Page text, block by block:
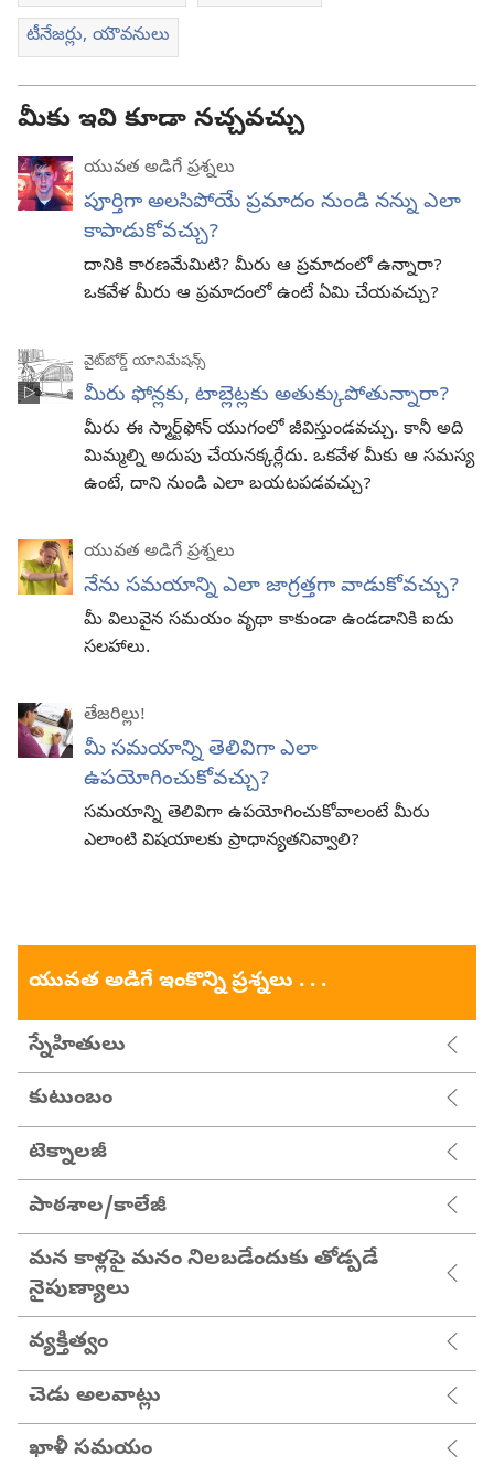
టీనేజర్లు, యౌవనులు
మీకు ఇవి కూడా నచ్చవచ్చు
యువత అడిగే ప్రశ్నలు
పూర్తిగా అలసిపోయే ప్రమాదం నుండి నన్ను ఎలా
కాపాడుకోవచ్చు?
దానికి కారణమేమిటి? మీరు ఆ ప్రమాదంలో ఉన్నారా?
ఒకవేళ మీరు ఆ ప్రమాదంలో ఉంటే ఏమి చేయవచ్చు?
వైట్‌బోర్డ్‌ యానిమేషన్స్‌
మీరు ఫోన్లకు, టాబ్లెట్లకు అతుక్కుపోతున్నారా?
మీరు ఈ స్మార్ట్‌ఫోన్‌ యుగంలో జీవిస్తుండవచ్చు. కానీ అది
మిమ్మల్ని అదుపు చేయనక్కర్లేదు. ఒకవేళ మీకు ఆ సమస్య
ఉంటే, దాని నుండి ఎలా బయటపడవచ్చు?
యువత అడిగే ప్రశ్నలు
నేను సమయాన్ని ఎలా జాగ్రత్తగా వాడుకోవచ్చు?
మీ విలువైన సమయం వృథా కాకుండా ఉండడానికి ఐదు
సలహాలు.
తేజరిల్లు!
మీ సమయాన్ని తెలివిగా ఎలా
ఉపయోగించుకోవచ్చు?
సమయాన్ని తెలివిగా ఉపయోగించుకోవాలంటే మీరు
ఎలాంటి విషయాలకు ప్రాధాన్యతనివ్వాలి?
యువత అడిగే ఇంకొన్ని ప్రశ్నలు . . .
స్నేహితులు
కుటుంబం
టెక్నాలజీ
పాఠశాల/కాలేజీ
మన కాళ్లపై మనం నిలబడేందుకు తోడ్పడే
నైపుణ్యాలు
వ్యక్తిత్వం
చెడు అలవాట్లు
ఖాళీ సమయం